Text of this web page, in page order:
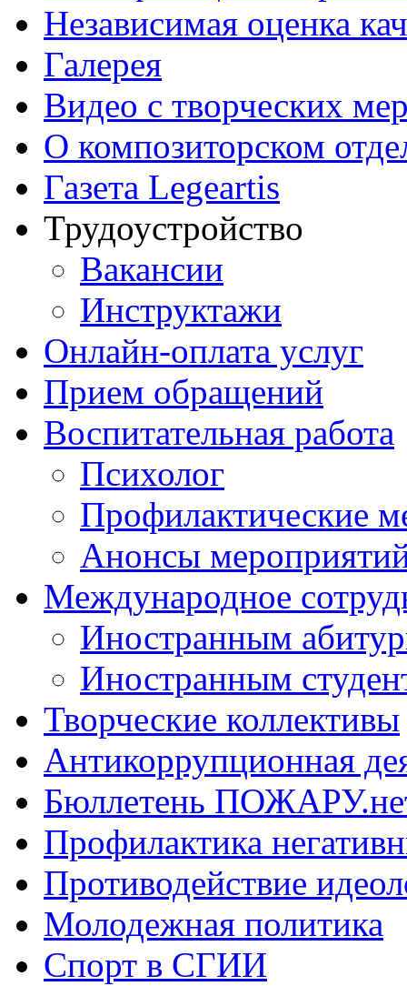
Независимая оценка
Галерея
Видео с творческих
О композиторском
Газета Legeartis
Трудоустройство
Вакансии
Инструктажи
Онлайн-оплата услуг
Прием обращений
Воспитательная работа
Психолог
Профилактические
Анонсы
Международное
Иностранным
Иностранным
Творческие коллективы
Антикоррупционная
Бюллетень
Профилактика
Противодействие
Молодежная политика
Спорт в СГИИ